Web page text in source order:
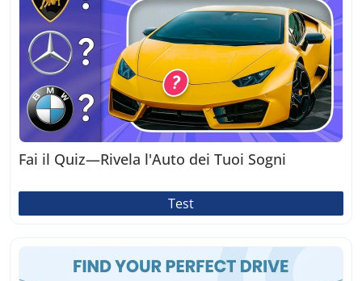
Fai il Quiz—Rivela l'Auto dei Tuoi Sogni
Test